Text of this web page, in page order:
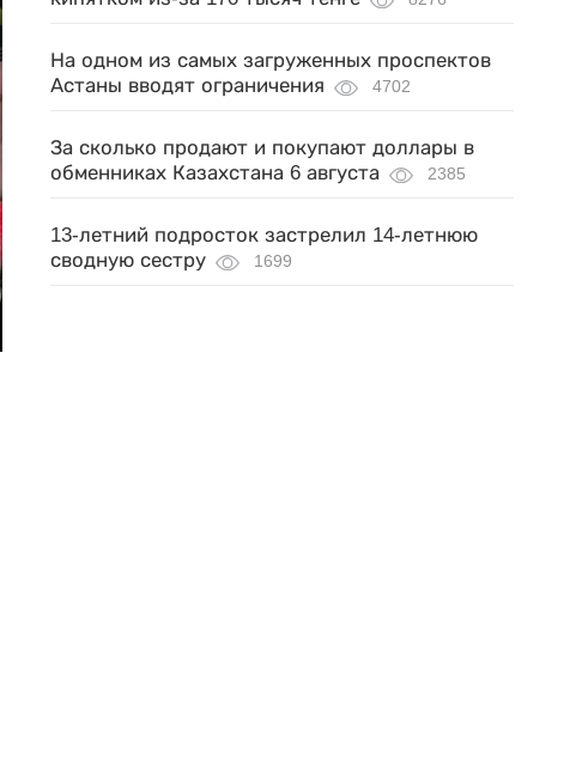
На одном из самых загруженных проспектов
Астаны вводят ограничения
4702
За сколько продают и покупают доллары в
обменниках Казахстана 6 августа
2385
13-летний подросток застрелил 14-летнюю
сводную сестру
1699